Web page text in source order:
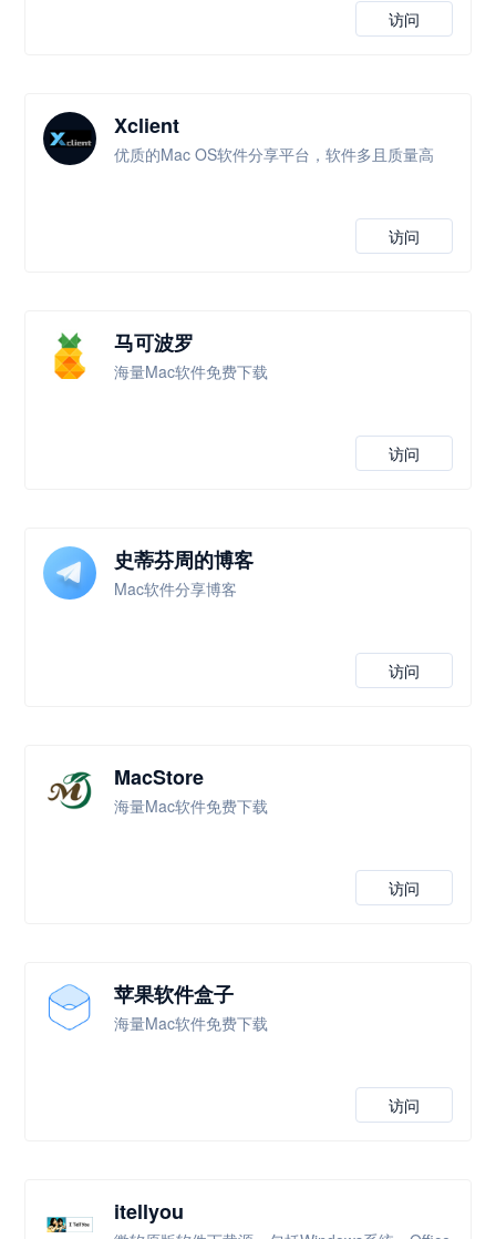
访问
Xclient
优质的Mac OS软件分享平台，软件多且质量高
访问
马可波罗
海量Mac软件免费下载
访问
史蒂芬周的博客
Mac软件分享博客
访问
MacStore
海量Mac软件免费下载
访问
苹果软件盒子
海量Mac软件免费下载
访问
itellyou